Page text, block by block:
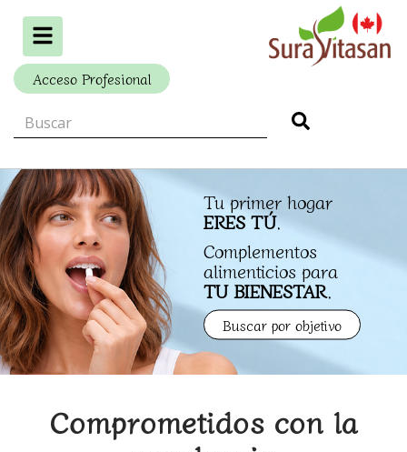
Alternar
navegación
Acceso Profesional
Tu primer hogar
ERES TÚ.
Complementos
alimenticios para
TU BIENESTAR.
Buscar por objetivo
Comprometidos con la